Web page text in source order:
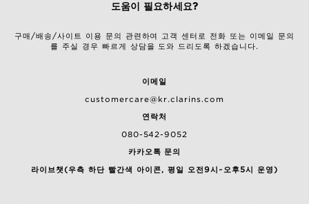
도움이 필요하세요?
구매/배송/사이트 이용 문의 관련하여 고객 센터로 전화 또는 이메일 문의
를 주실 경우 빠르게 상담을 도와 드리도록 하겠습니다.
이메일
customercare@kr.clarins.com
연락처
080-542-9052
카카오톡 문의
라이브챗(우측 하단 빨간색 아이콘, 평일 오전9시~오후5시 운영)